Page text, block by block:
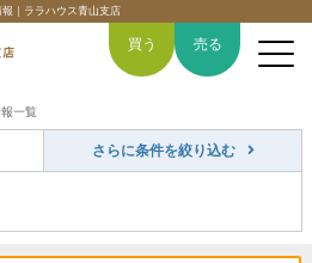
｜ララハウス青山支店
買いたい
買う 売る
一覧
さらに条件を絞り込む